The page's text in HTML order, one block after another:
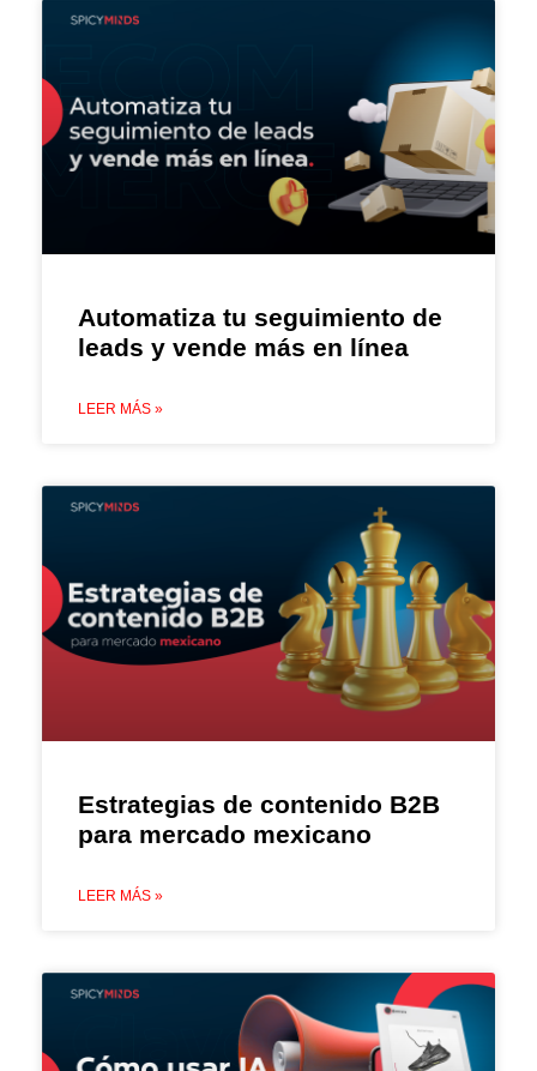
Automatiza tu seguimiento de
leads y vende más en línea
LEER MÁS »
Estrategias de contenido B2B
para mercado mexicano
LEER MÁS »